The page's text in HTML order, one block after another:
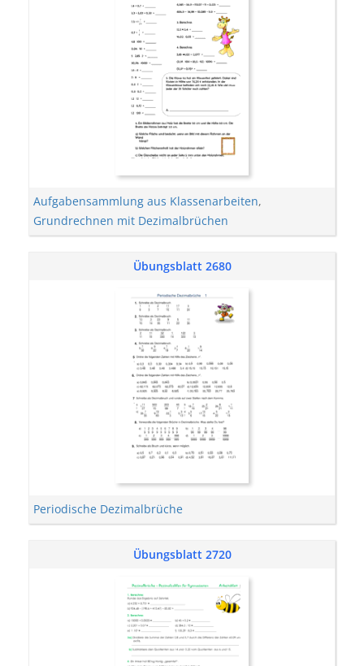
Aufgabensammlung aus Klassenarbeiten,
Grundrechnen mit Dezimalbrüchen
Übungsblatt 2680
Periodische Dezimalbrüche
Übungsblatt 2720